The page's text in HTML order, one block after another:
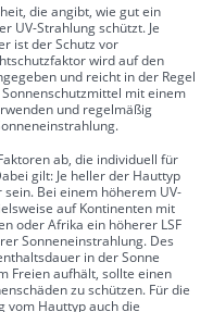
die angibt, wie gut ein
UV-Strahlung schützt. Je
ist der Schutz vor
wird auf den
und reicht in der Regel
Sonnenschutzmittel mit einem
und regelmäßig
ab, die individuell für
gilt: Je heller der Hauttyp
Bei einem höherem UV-
auf Kontinenten mit
oder Afrika ein höherer LSF
Sonneneinstrahlung. Des
in der Sonne
Freien aufhält, sollte einen
zu schützen. Für die
vom Hauttyp auch die